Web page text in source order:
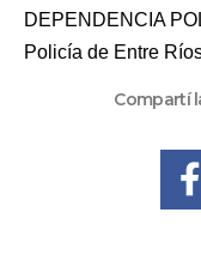
DEPENDENCIA
Policía de Entre
Compartí